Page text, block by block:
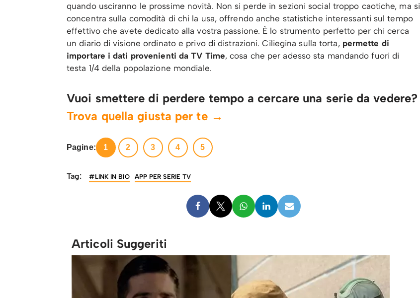
quando usciranno le prossime novità. Non si perde in sezioni social troppo caotiche, ma si
concentra sulla comodità di chi la usa, offrendo anche statistiche interessanti sul tempo
effettivo che avete dedicato alla vostra passione. È lo strumento perfetto per chi cerca
un diario di visione ordinato e privo di distrazioni. Ciliegina sulla torta, permette di
importare i dati provenienti da TV Time, cosa che per adesso sta mandando fuori di
testa 1/4 della popolazione mondiale.
Vuoi smettere di perdere tempo a cercare una serie da vedere?
Trova quella giusta per te →
Pagine: 1 2 3 4 5
Tag: #LINK IN BIO APP PER SERIE TV
Articoli Suggeriti